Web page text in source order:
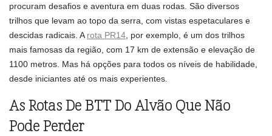
procuram desafios e aventura em duas rodas. São diversos
trilhos que levam ao topo da serra, com vistas espetaculares e
descidas radicais. A rota PR14 , por exemplo, é um dos trilhos
mais famosas da região, com 17 km de extensão e elevação de
1100 metros. Mas há opções para todos os níveis de habilidade,
desde iniciantes até os mais experientes.
As Rotas De BTT Do Alvão Que Não
Pode Perder